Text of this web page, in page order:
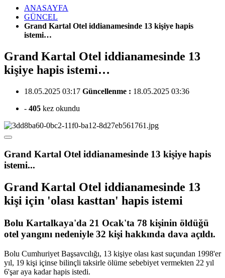
ANASAYFA
GÜNCEL
Grand Kartal Otel iddianamesinde 13 kişiye hapis
istemi…
Grand Kartal Otel iddianamesinde 13
kişiye hapis istemi…
18.05.2025 03:17 Güncellenme : 18.05.2025 03:36
- 405 kez okundu
Grand Kartal Otel iddianamesinde 13 kişiye hapis
istemi...
Grand Kartal Otel iddianamesinde 13
kişi için 'olası kasttan' hapis istemi
Bolu Kartalkaya'da 21 Ocak'ta 78 kişinin öldüğü
otel yangını nedeniyle 32 kişi hakkında dava açıldı.
Bolu Cumhuriyet Başsavcılığı, 13 kişiye olası kast suçundan 1998'er
yıl, 19 kişi içinse bilinçli taksirle ölüme sebebiyet vermekten 22 yıl
6'şar aya kadar hapis istedi.